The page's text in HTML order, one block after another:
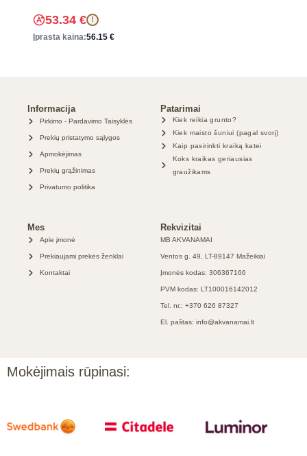
53.34 € !
Įprasta kaina:56.15 €
Informacija
Pirkimo - Pardavimo Taisyklės
Prekių pristatymo sąlygos
Apmokėjimas
Prekių grąžinimas
Privatumo politika
Patarimai
Kiek reikia grunto?
Kiek maisto šuniui (pagal svorį)
Kaip pasirinkti kraiką katei
Koks kraikas geriausias
graužikams
Mes
Apie įmonė
Prekiaujami prekės ženklai
Kontaktai
Rekvizitai
MB AKVANAMAI
Ventos g. 49, LT-89147 Mažeikiai
Įmonės kodas: 306367166
PVM kodas: LT100016142012
Tel. nr.: +370 626 87327
El. paštas: info@akvanamai.lt
Mokėjimais rūpinasi: